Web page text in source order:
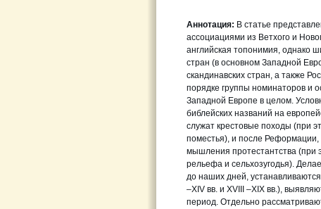
Аннотация: В статье
ассоциациями из Ветхого и
английская топонимия, однако
стран (в основном Западной
скандинавских стран, а также
порядке группы номинаторов и
Западной Европе в целом.
библейских названий на
служат крестовые походы (при
поместья), и после Реформации,
мышления протестантства (при
рельефа и сельхозугодья).
до наших дней,
–XIV вв. и XVIII –XIX вв.),
период. Отдельно